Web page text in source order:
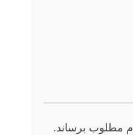
مطلوب برساند.